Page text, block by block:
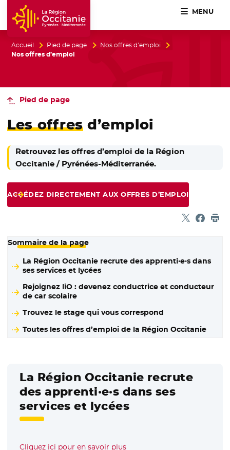
Accueil Région Occitanie / Pyrénées-Méditerranée
MENU
Accueil Pied de page
Nos offres d’emploi
Nos offres d’emploi
Pied de page
Les offresd’emploi
Retrouvez les offres d’emploi de la Région
Occitanie / Pyrénées-Méditerranée.
ACCÉDEZ DIRECTEMENT AUX OFFRES D’EMPLOI
Partager
- Nouvelle
-
Sommaire de la page
La Région Occitanie recrute des apprenti·e·s dans
ses services et lycées
Rejoignez liO : devenez conductrice et conducteur
de car scolaire
Trouvez le stage qui vous correspond
Toutes les offres d’emploi de la Région Occitanie
La Région Occitanie recrute
des apprenti·e·s dans ses
services et lycées
Cliquez ici pour en savoir plus